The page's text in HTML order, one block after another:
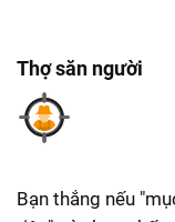
Thợ săn người
Bạn thắng nếu